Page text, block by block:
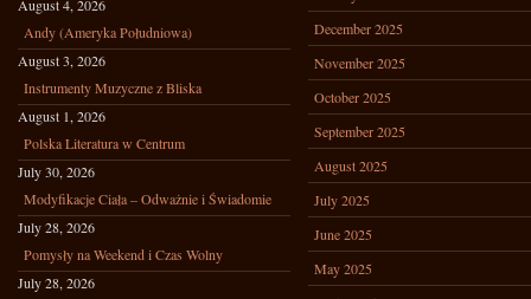
August 4, 2026
Andy (Ameryka Południowa)
August 3, 2026
Instrumenty Muzyczne z Bliska
August 1, 2026
Polska Literatura w Centrum
July 30, 2026
Modyfikacje Ciała – Odważnie i Świadomie
July 28, 2026
Pomysły na Weekend i Czas Wolny
July 28, 2026
December 2025
November 2025
October 2025
September 2025
August 2025
July 2025
June 2025
May 2025